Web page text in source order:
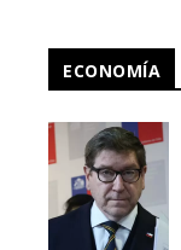
ECONOMÍA